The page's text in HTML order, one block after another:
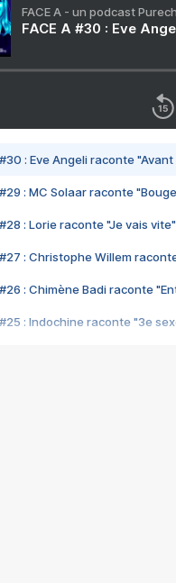
FACE A - un podcast
FACE A #30 : Eve
#30 : Eve Angeli raconte
#29 : MC Solaar raconte
#28 : Lorie raconte "Je vais vite"
#27 : Christophe Willem
#26 : Chimène Badi raconte
#25 : Indochine raconte "3e